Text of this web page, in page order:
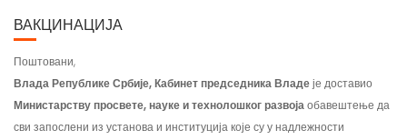
ВАКЦИНАЦИЈА
Поштовани,
Влада Републике Србије, Кабинет председника Владеје доставио
Министарству просвете, науке и технолошког развојаобавештење да
сви запослени из установа и институција које су у надлежности